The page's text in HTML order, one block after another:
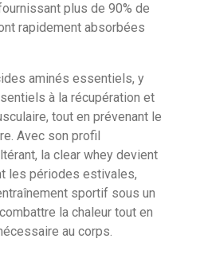
plus de 90% de
rapidement absorbées
aminés essentiels, y
à la récupération et
tout en prévenant le
Avec son profil
la clear whey devient
les périodes estivales,
sportif sous un
la chaleur tout en
au corps.